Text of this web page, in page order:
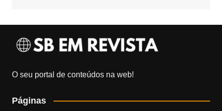
O seu portal de conteúdos na web!
Páginas